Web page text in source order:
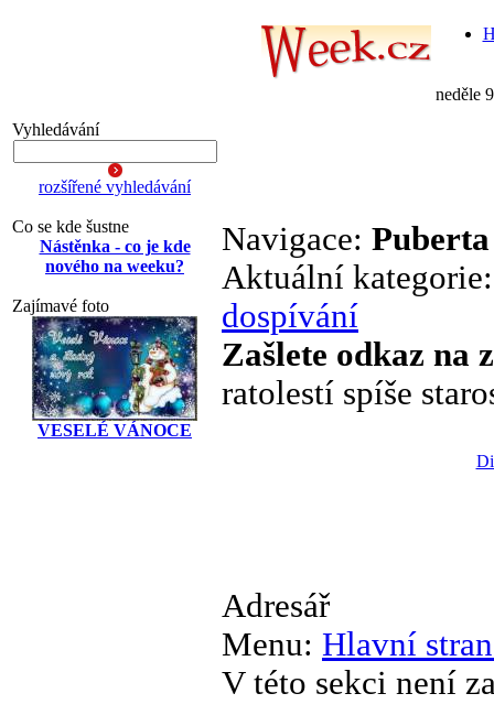
neděle
Vyhledávání
rozšířené vyhledávání
Co se kde šustne
Nástěnka - co je kde
nového na weeku?
Zajímavé foto
VESELÉ VÁNOCE
Navigace:
Aktuální
dospívání
Zašlete odkaz na
ratolestí spíše
Adresář
Menu: Hlavní
V této sekci není